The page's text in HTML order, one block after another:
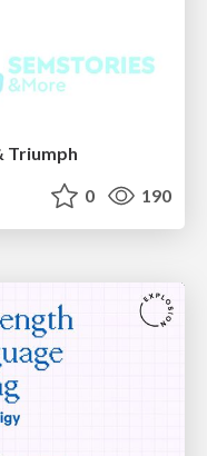
Triumph
0 190